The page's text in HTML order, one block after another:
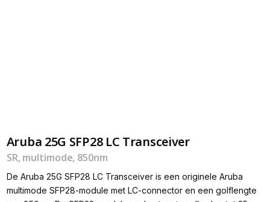
Aruba 25G SFP28 LC Transceiver
SR, multimode, 850nm
De Aruba 25G SFP28 LC Transceiver is een originele Aruba
multimode SFP28-module met LC-connector en een golflengte